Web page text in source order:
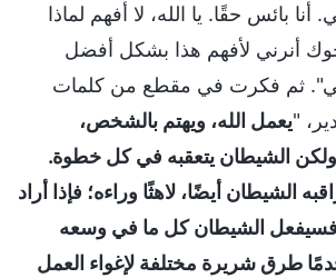
بائس حقًا. يا الله، لا أفهم لماذا
أنرني لأفهم هذا بشكل أفضل
ثم فكرت في مقطع من كلمات
"يعمل الله، ويهتم بالشخص،
الشيطان يتعقبه في كل خطوة.
الشيطان أيضًا، لاهثًا وراءه؛ فإذا أراد
فسيفعل الشيطان كل ما في وسعه
طرق شريرة مختلفة لإغواء العمل